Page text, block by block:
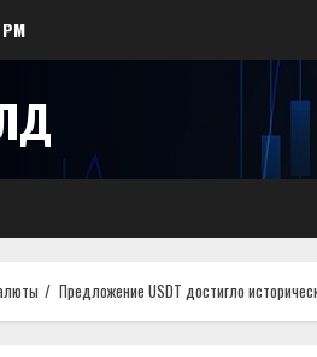
Предложение USDT достигло